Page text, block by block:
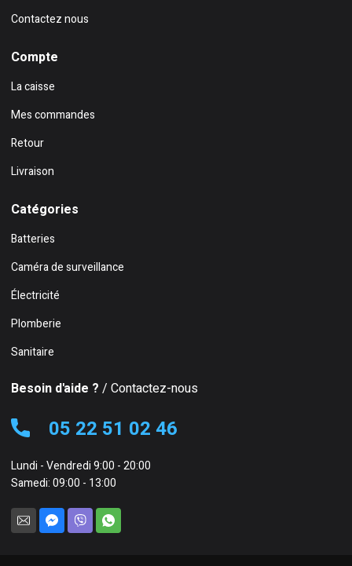
Contactez nous
Compte
La caisse
Mes commandes
Retour
Livraison
Catégories
Batteries
Caméra de surveillance
Électricité
Plomberie
Sanitaire
Besoin d'aide ? / Contactez-nous
05 22 51 02 46
Lundi - Vendredi 9:00 - 20:00
Samedi: 09:00 - 13:00